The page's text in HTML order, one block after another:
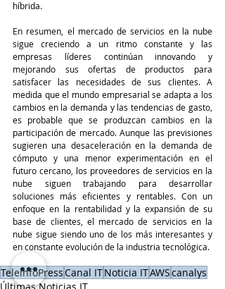
híbrida.
En resumen, el mercado de servicios en la nube
sigue creciendo a un ritmo constante y las
empresas líderes continúan innovando y
mejorando sus ofertas de productos para
satisfacer las necesidades de sus clientes. A
medida que el mundo empresarial se adapta a los
cambios en la demanda y las tendencias de gasto,
es probable que se produzcan cambios en la
participación de mercado. Aunque las previsiones
sugieren una desaceleración en la demanda de
cómputo y una menor experimentación en el
futuro cercano, los proveedores de servicios en la
nube siguen trabajando para desarrollar
soluciones más eficientes y rentables. Con un
enfoque en la rentabilidad y la expansión de su
base de clientes, el mercado de servicios en la
nube sigue siendo uno de los más interesantes y
en constante evolución de la industria tecnológica.
TeleinfoPressCanal ITNoticia ITAWScanalys
Últimas Noticias IT